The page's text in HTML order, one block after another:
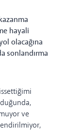
hayali
olacağına
sonlandırma
ve